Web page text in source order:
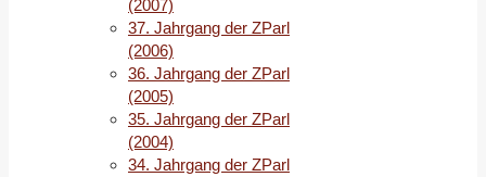
(2007)
37. Jahrgang der ZParl
(2006)
36. Jahrgang der ZParl
(2005)
35. Jahrgang der ZParl
(2004)
34. Jahrgang der ZParl